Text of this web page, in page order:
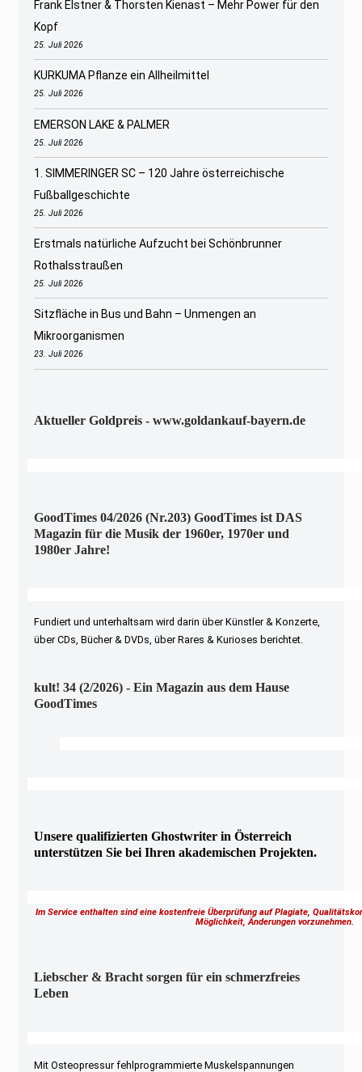
Frank Elstner & Thorsten Kienast – Mehr Power für den
Kopf
25. Juli 2026
KURKUMA Pflanze ein Allheilmittel
25. Juli 2026
EMERSON LAKE & PALMER
25. Juli 2026
1. SIMMERINGER SC – 120 Jahre österreichische
Fußballgeschichte
25. Juli 2026
Erstmals natürliche Aufzucht bei Schönbrunner
Rothalsstraußen
25. Juli 2026
Sitzfläche in Bus und Bahn – Unmengen an
Mikroorganismen
23. Juli 2026
Aktueller Goldpreis - www.goldankauf-bayern.de
GoodTimes 04/2026 (Nr.203) GoodTimes ist DAS
Magazin für die Musik der 1960er, 1970er und
1980er Jahre!
Fundiert und unterhaltsam wird darin über Künstler & Konzerte,
über CDs, Bücher & DVDs, über Rares & Kurioses berichtet.
kult! 34 (2/2026) - Ein Magazin aus dem Hause
GoodTimes
Unsere qualifizierten Ghostwriter in Österreich
unterstützen Sie bei Ihren akademischen Projekten.
Im Service enthalten sind eine kostenfreie Überprüfung auf Plagiate,
Möglichkeit, Änderungen vorzunehmen.
Liebscher & Bracht sorgen für ein schmerzfreies
Leben
Mit Osteopressur fehlprogrammierte Muskelspannungen